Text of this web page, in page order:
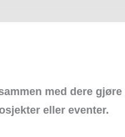
med dere
eller eventer.